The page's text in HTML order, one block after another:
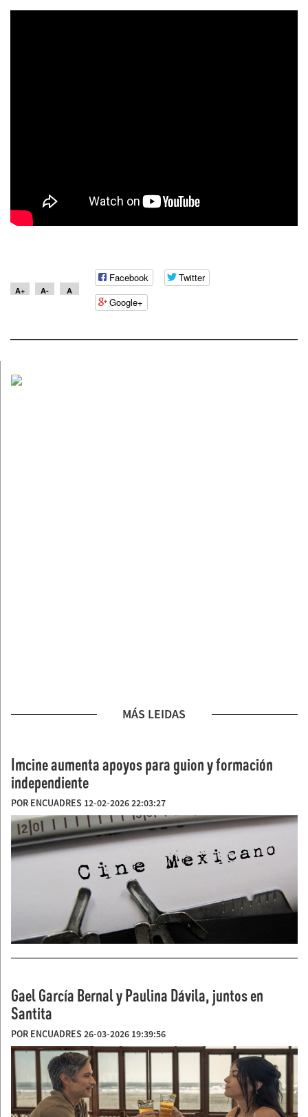
A+ A- A
Facebook
Twitter
Google+
MÁS LEIDAS
Imcine aumenta apoyos para guion y formación
independiente
POR ENCUADRES 12-02-2026 22:03:27
Gael García Bernal y Paulina Dávila, juntos en
Santita
POR ENCUADRES 26-03-2026 19:39:56